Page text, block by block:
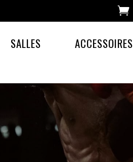
SALLES ACCESSOIRES